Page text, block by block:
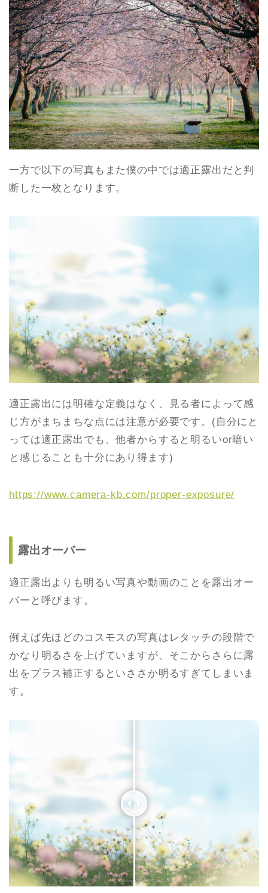
一方で以下の写真もまた僕の中では適正露出だと判
断した一枚となります。
適正露出には明確な定義はなく、見る者によって感
じ方がまちまちな点には注意が必要です。(自分にと
っては適正露出でも、他者からすると明るいor暗い
と感じることも十分にあり得ます)
https://www.camera-kb.com/proper-exposure/
露出オーバー
適正露出よりも明るい写真や動画のことを露出オー
バーと呼びます。
例えば先ほどのコスモスの写真はレタッチの段階で
かなり明るさを上げていますが、そこからさらに露
出をプラス補正するといささか明るすぎてしまいま
す。